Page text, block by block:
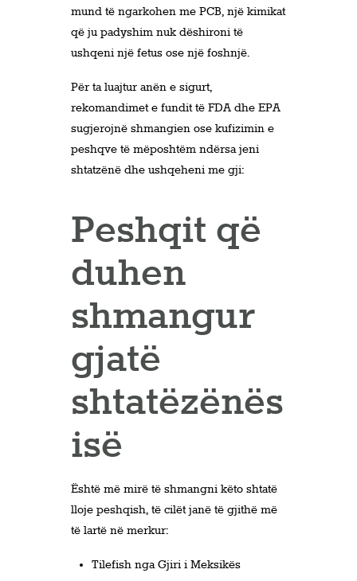
mund të ngarkohen me PCB, një kimikat
që ju padyshim nuk dëshironi të
ushqeni një fetus ose një foshnjë.
Për ta luajtur anën e sigurt,
rekomandimet e fundit të FDA dhe EPA
sugjerojnë shmangien ose kufizimin e
peshqve të mëposhtëm ndërsa jeni
shtatzënë dhe ushqeheni me gji:
Peshqit që
duhen
shmangur
gjatë
shtatëzënës
isë
Është më mirë të shmangni këto shtatë
lloje peshqish, të cilët janë të gjithë më
të lartë në merkur:
Tilefish nga Gjiri i Meksikës